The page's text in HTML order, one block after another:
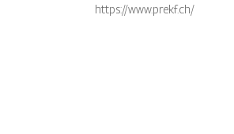
https://www.prekf.ch/